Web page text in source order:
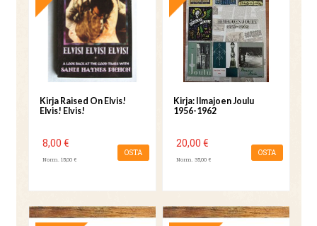
Kirja Raised On Elvis!
Elvis! Elvis!
8,00 €
Norm. 15,00 €
OSTA
Kirja: Ilmajoen Joulu
1956-1962
20,00 €
Norm. 35,00 €
OSTA